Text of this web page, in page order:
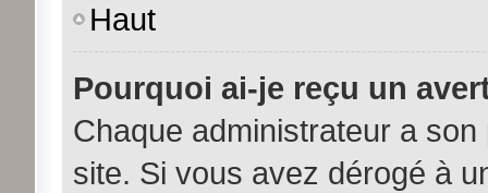
Haut
Pourquoi ai-je reçu un
Chaque administrateur a
site. Si vous avez dérogé à